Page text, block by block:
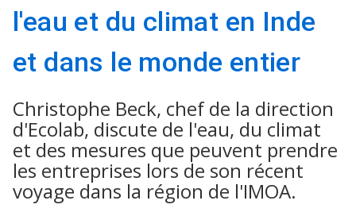
l'eau et du climat en Inde
et dans le monde entier​​​​​​​
Christophe Beck, chef de la direction​​​​​​​
d'Ecolab, discute de l'eau, du climat
et des mesures que peuvent prendre
les entreprises lors de son récent
voyage dans la région de l'IMOA.